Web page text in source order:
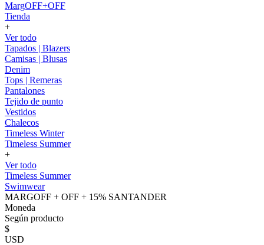
MargOFF+OFF
Tienda
+
Ver todo
Tapados | Blazers
Camisas | Blusas
Denim
Tops | Remeras
Pantalones
Tejido de punto
Vestidos
Chalecos
Timeless Winter
Timeless Summer
+
Ver todo
Timeless Summer
Swimwear
MARGOFF + OFF + 15% SANTANDER
Moneda
Según producto
$
USD